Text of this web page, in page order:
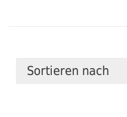
Sortieren nach